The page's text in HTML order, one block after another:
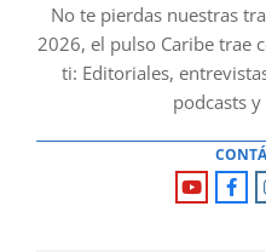
No te pierdas nuestras
2026, el pulso Caribe trae
ti: Editoriales,
podcasts